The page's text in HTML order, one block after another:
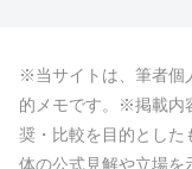
※当サイトは、筆者個
的メモです。※掲載内
奨・比較を目的とし
体の公式見解や立場